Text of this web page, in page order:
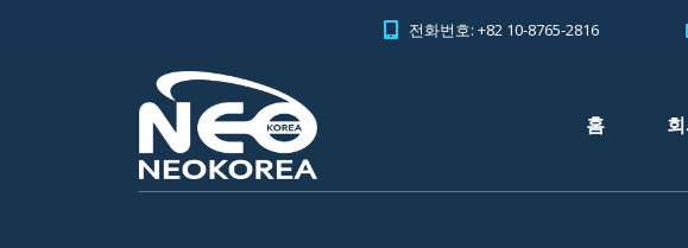
전화번호: +82 10-8765-2816
홈